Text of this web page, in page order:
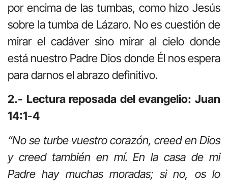
por encima de las tumbas, como hizo Jesús
sobre la tumba de Lázaro. No es cuestión de
mirar el cadáver sino mirar al cielo donde
está nuestro Padre Dios donde Él nos espera
para darnos el abrazo definitivo.
2.- Lectura reposada del evangelio: Juan
14:1-4
“No se turbe vuestro corazón, creed en Dios
y creed también en mí. En la casa de mi
Padre hay muchas moradas; si no, os lo